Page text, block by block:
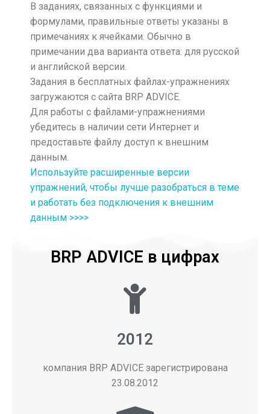
В заданиях, связанных с функциями и
формулами, правильные ответы указаны в
примечаниях к ячейками. Обычно в
примечании два варианта ответа: для русской
и английской версии.
Задания в бесплатных файлах-упражнениях
загружаются с сайта BRP ADVICE.
Для работы с файлами-упражнениями
убедитесь в наличии сети Интернет и
предоставьте файлу доступ к внешним
данным.
Используйте расширенные версии
упражнений, чтобы лучше разобраться в теме
и работать без подключения к внешним
данным >>>>
BRP ADVICE в цифрах
2012
компания BRP ADVICE зарегистрирована
23.08.2012